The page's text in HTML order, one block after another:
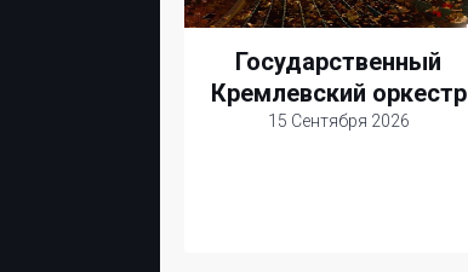
Государственный
Кремлевский оркестр
15 Сентября 2026